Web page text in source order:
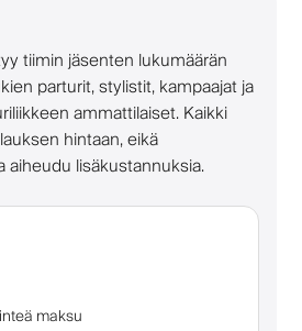
tiimin jäsenten lukumäärän
parturit, stylistit, kampaajat ja
ammattilaiset. Kaikki
hintaan, eikä
aiheudu lisäkustannuksia.
maksu